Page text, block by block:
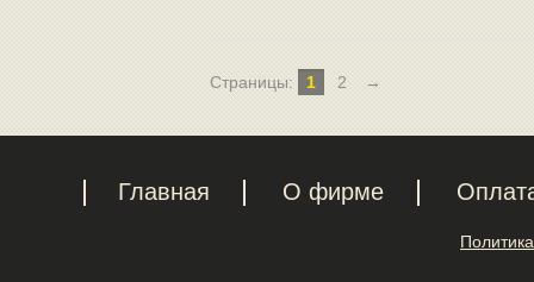
Страницы: 1 2 →
Главная О фирме